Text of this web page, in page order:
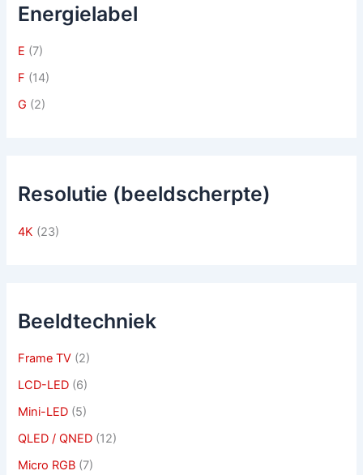
Energielabel
E (7)
F (14)
G (2)
Resolutie (beeldscherpte)
4K (23)
Beeldtechniek
Frame TV (2)
LCD-LED (6)
Mini-LED (5)
QLED / QNED (12)
Micro RGB (7)